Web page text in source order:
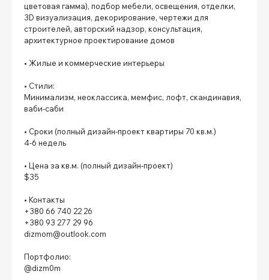
цветовая гамма), подбор мебели, освещения, отделки,
3D визуализация, декорирование, чертежи для
строителей, авторский надзор, консультация,
архитектурное проектирование домов
• Жилые и коммерческие интерьеры
• Стили:
Минимализм, неоклассика, мемфис, лофт, скандинавия,
ваби-саби
• Сроки (полный дизайн-проект квартиры 70 кв.м.)
4-6 недель
• Цена за кв.м. (полный дизайн-проект)
$35
• Контакты
+380 66 740 22 26
+380 93 277 29 96
dizmom@outlook.com
Портфолио:
@dizm0m